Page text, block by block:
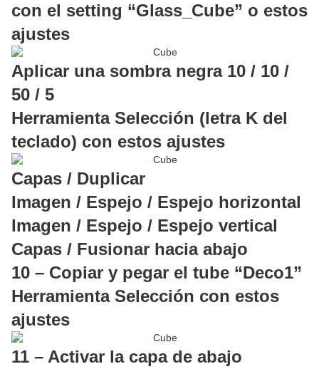
con el setting “Glass_Cube” o estos
ajustes
Aplicar una sombra negra 10 / 10 /
50 / 5
Herramienta Selección (letra K del
teclado) con estos ajustes
Capas / Duplicar
Imagen / Espejo / Espejo horizontal
Imagen / Espejo / Espejo vertical
Capas / Fusionar hacia abajo
10 – Copiar y pegar el tube “Deco1”
Herramienta Selección con estos
ajustes
11 – Activar la capa de abajo